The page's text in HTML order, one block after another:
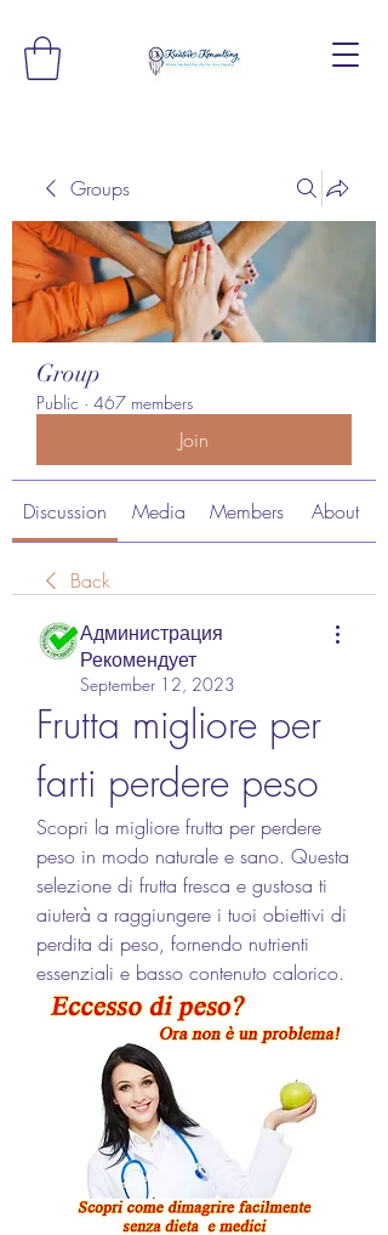
Groups
Group
Public · 467 members
Join
Discussion Media Members About
Back
Администрация
Рекомендует
September 12, 2023
Frutta migliore per
farti perdere peso
Scopri la migliore frutta per perdere
peso in modo naturale e sano. Questa
selezione di frutta fresca e gustosa ti
aiuterà a raggiungere i tuoi obiettivi di
perdita di peso, fornendo nutrienti
essenziali e basso contenuto calorico.